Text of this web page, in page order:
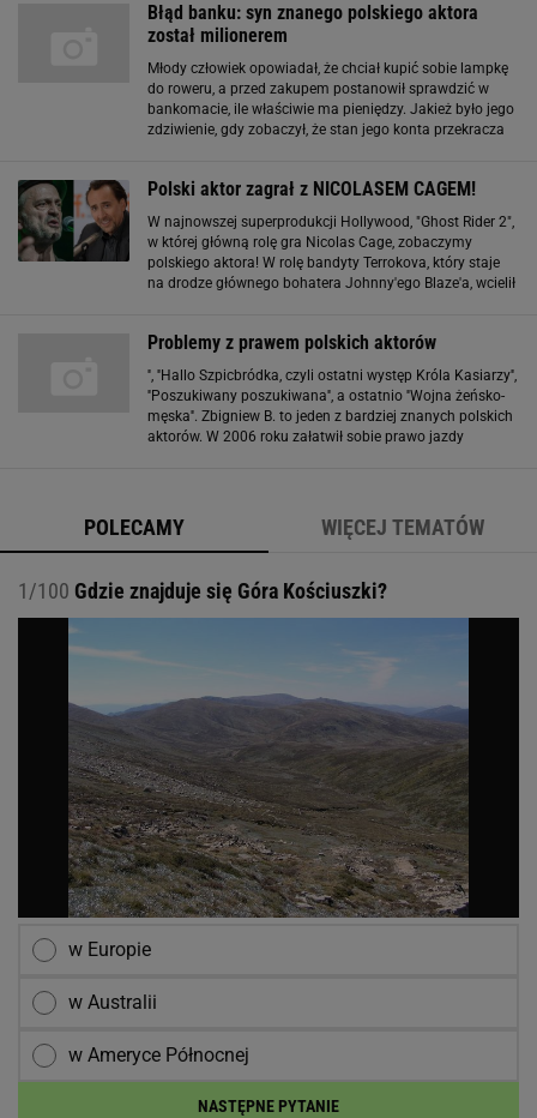
Błąd banku: syn znanego polskiego aktora
został milionerem
Młody człowiek opowiadał, że chciał kupić sobie lampkę
do roweru, a przed zakupem postanowił sprawdzić w
bankomacie, ile właściwie ma pieniędzy. Jakież było jego
zdziwienie, gdy zobaczył, że stan jego konta przekracza
Polski aktor zagrał z NICOLASEM CAGEM!
W najnowszej superprodukcji Hollywood, "Ghost Rider 2",
w której główną rolę gra Nicolas Cage, zobaczymy
polskiego aktora! W rolę bandyty Terrokova, który staje
na drodze głównego bohatera Johnny'ego Blaze'a, wcielił
Problemy z prawem polskich aktorów
'', ''Hallo Szpicbródka, czyli ostatni występ Króla Kasiarzy'',
''Poszukiwany poszukiwana'', a ostatnio ''Wojna żeńsko-
męska''. Zbigniew B. to jeden z bardziej znanych polskich
aktorów. W 2006 roku załatwił sobie prawo jazdy
POLECAMY WIĘCEJ TEMATÓW
1/100 Gdzie znajduje się Góra Kościuszki?
w Europie
w Australii
w Ameryce Północnej
NASTĘPNE PYTANIE